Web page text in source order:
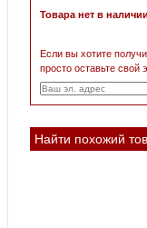
Товара нет в наличии
Если вы хотите
просто оставьте свой
Найти похожий